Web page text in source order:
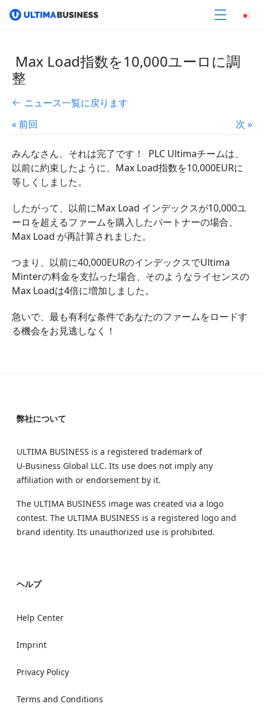
Max Load指数を10,000ユーロに調
整
ニュース一覧に戻ります
« 前回
次 »
みんなさん、それは完了です！ PLC Ultimaチームは、
以前に約束したように、Max Load指数を10,000EURに
等しくしました。
したがって、以前にMax Load インデックスが10,000ユ
ーロを超えるファームを購入したパートナーの場合、
Max Load が再計算されました。
つまり、以前に40,000EURのインデックスでUltima
Minterの料金を支払った場合、そのようなライセンスの
Max Loadは4倍に増加しました。
急いで、最も有利な条件であなたのファームをロードす
る機会をお見逃しなく！
弊社について
ULTIMA BUSINESS is a registered trademark of
U‑Business Global LLC. Its use does not imply any
affiliation with or endorsement by it.
The ULTIMA BUSINESS image was created via a logo
contest. The ULTIMA BUSINESS is a registered logo and
brand identity. Its unauthorized use is prohibited.
ヘルプ
Help Center
Imprint
Privacy Policy
Terms and Conditions